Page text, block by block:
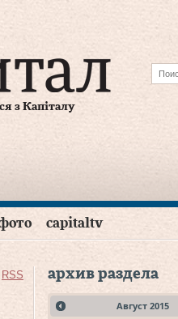
з Капіталу
capitaltv
RSS архив раздела
Август 2015